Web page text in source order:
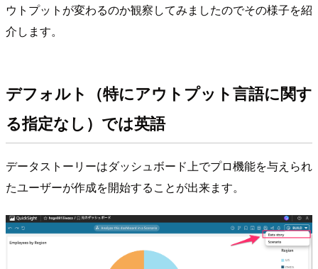
ウトプットが変わるのか観察してみましたのでその様子を紹
介します。
デフォルト（特にアウトプット言語に関す
る指定なし）では英語
データストーリーはダッシュボード上でプロ機能を与えられ
たユーザーが作成を開始することが出来ます。